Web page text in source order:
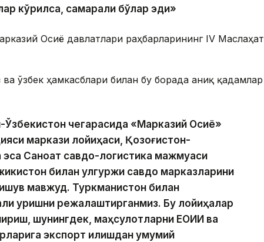
кўрилса, самарали бўлар эди»
Осиё давлатлари раҳбарларининг IV Маслаҳат
ва ўзбек ҳамкасблари билан бу борада аниқ қадамлар
чегарасида «Марказий Осиё»
маркази лойиҳаси, Қозоғистон-
эса Саноат савдо-логистика мажмуаси
билан улгуржи савдо марказларини
мавжуд. Туркманистон билан
қуришни режалаштирганмиз. Бу лойиҳалар
шунингдек, маҳсулотларни ЕОИИ ва
экспорт қилишдан умумий